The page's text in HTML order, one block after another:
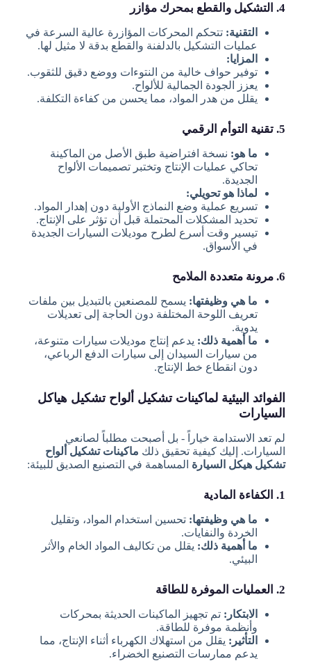
4. التشكيل والقطع بمحرك مؤازر
التقنية: تتحكم المحركات المؤازرة عالية السرعة في
عمليات التشكيل بالدلفنة والقطع بدقة لا مثيل لها.
المزايا:
توفير حواف خالية من النتوءات ووضع دقيق للثقوب.
يعزز الجودة الجمالية للألواح.
يقلل من هدر المواد، مما يحسن من كفاءة التكلفة.
5. تقنية التوأم الرقمي
ما هو: نسخة افتراضية طبق الأصل من الماكينة
تحاكي عمليات الإنتاج وتختبر تصميمات الألواح
الجديدة.
لماذا هو تحويلي:
تسريع عملية وضع النماذج الأولية دون إهدار المواد.
تحديد المشكلات المحتملة قبل أن تؤثر على الإنتاج.
تيسير وقت أسرع لطرح موديلات السيارات الجديدة
في الأسواق.
6. مرونة متعددة الملامح
ما هي وظيفتها: يسمح للمصنعين بالتبديل بين ملفات
تعريف اللوحة المختلفة دون الحاجة إلى تعديلات
يدوية.
ما أهمية ذلك: يدعم إنتاج موديلات سيارات متنوعة،
من سيارات السيدان إلى سيارات الدفع الرباعي،
دون انقطاع خط الإنتاج.
الفوائد البيئية لماكينات تشكيل ألواح تشكيل هياكل
السيارات
لم تعد الاستدامة خياراً - بل أصبحت مطلباً لصانعي
السيارات. إليك كيفية تحقيق ذلك ماكينات تشكيل ألواح
تشكيل هيكل السيارة المساهمة في التصنيع الصديق للبيئة:
1. الكفاءة المادية
ما هي وظيفتها: تحسين استخدام المواد، وتقليل
الخردة والنفايات.
ما أهمية ذلك: يقلل من تكاليف المواد الخام والأثر
البيئي.
2. العمليات الموفرة للطاقة
الابتكار: تم تجهيز الماكينات الحديثة بمحركات
وأنظمة موفرة للطاقة.
التأثير: يقلل من استهلاك الكهرباء أثناء الإنتاج، مما
يدعم ممارسات التصنيع الخضراء.